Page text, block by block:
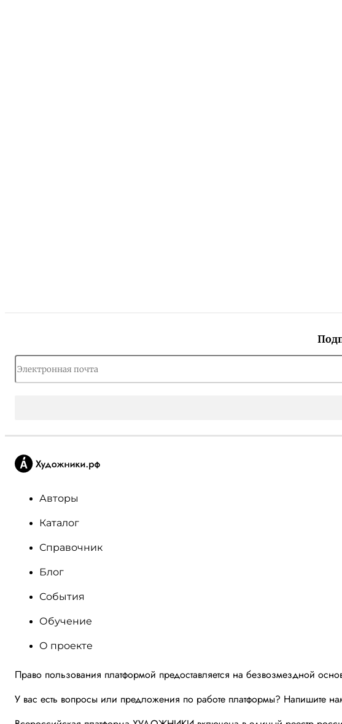
Авторы
Каталог
Справочник
Блог
События
Обучение
О проекте
Право пользования платформой предоставляется на безвозмездной
У вас есть вопросы или предложения по работе платформы? Напишите